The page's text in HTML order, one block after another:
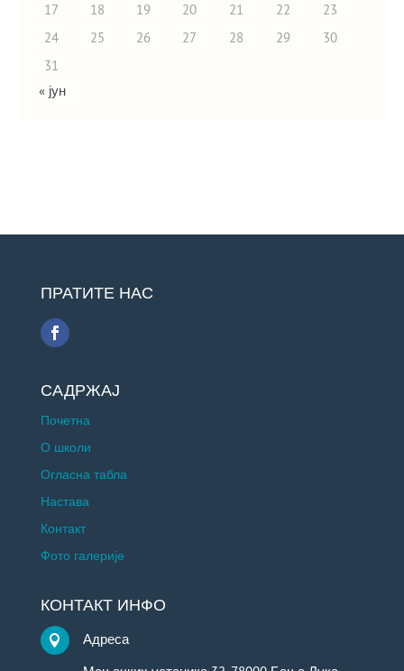
17
18 19 20 21 22
23
24
25 26 27 28 29
30
31
« јун
ПРАТИТЕ НАС
САДРЖАЈ
Почетна
О школи
Огласна табла
Настава
Контакт
Фото галерије
КОНТАКТ ИНФО
 Адреса